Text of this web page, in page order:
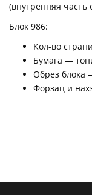
(внутренняя часть
Блок 986:
Кол-во
Бумага —
Обрез блока
Форзац и